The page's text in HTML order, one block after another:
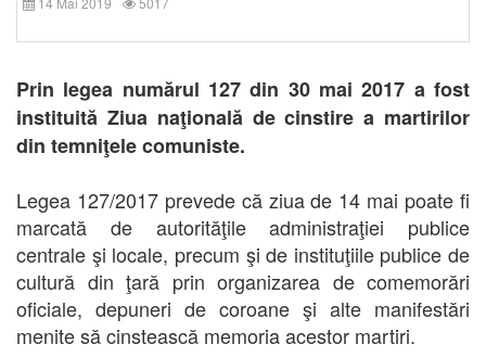
Prin legea numărul 127 din 30 mai 2017 a fost
instituită Ziua naţională de cinstire a martirilor
din temniţele comuniste.
Legea 127/2017 prevede că ziua de 14 mai poate fi
marcată de autorităţile administraţiei publice
centrale şi locale, precum şi de instituţiile publice de
cultură din ţară prin organizarea de comemorări
oficiale, depuneri de coroane şi alte manifestări
menite să cinstească memoria acestor martiri.